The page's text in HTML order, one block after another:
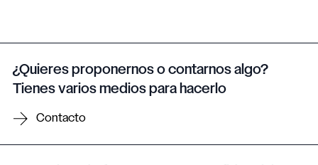
¿Quieres proponernos o contarnos algo?
Tienes varios medios para hacerlo
Contacto